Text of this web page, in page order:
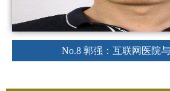
No.8 郭强：互联网医院